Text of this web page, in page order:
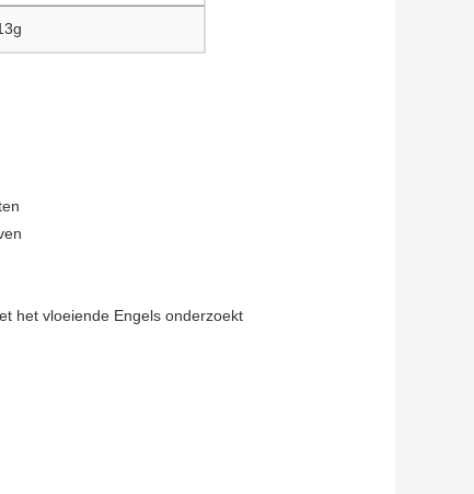
het vloeiende Engels onderzoekt